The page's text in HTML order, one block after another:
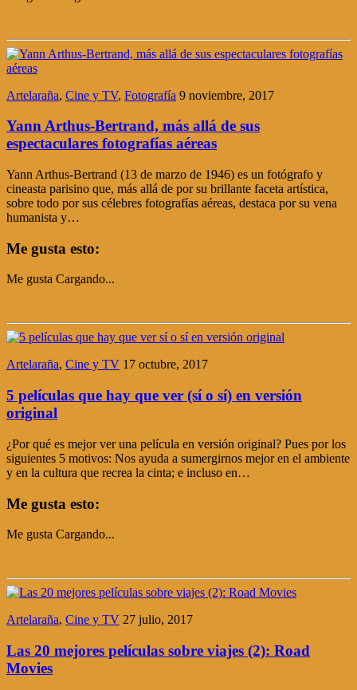
Artelaraña, Cine y TV, Fotografía 9 noviembre, 2017
Yann Arthus-Bertrand, más allá de sus
espectaculares fotografías aéreas
Yann Arthus-Bertrand (13 de marzo de 1946) es un fotógrafo y
cineasta parisino que, más allá de por su brillante faceta artística,
sobre todo por sus célebres fotografías aéreas, destaca por su vena
humanista y…
Me gusta esto:
Me gusta Cargando...
Artelaraña, Cine y TV 17 octubre, 2017
5 películas que hay que ver (sí o sí) en versión
original
¿Por qué es mejor ver una película en versión original? Pues por los
siguientes 5 motivos: Nos ayuda a sumergirnos mejor en el ambiente
y en la cultura que recrea la cinta; e incluso en…
Me gusta esto:
Me gusta Cargando...
Artelaraña, Cine y TV 27 julio, 2017
Las 20 mejores películas sobre viajes (2): Road
Movies